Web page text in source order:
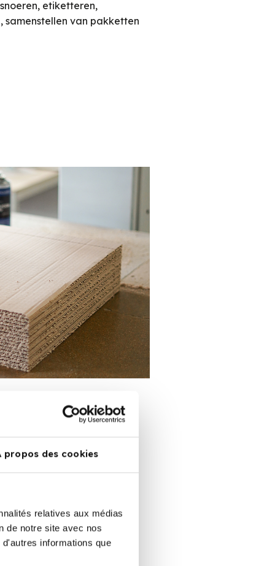
propos des cookies
relatives aux médias
de notre site avec nos
informations que
etiketteren,
van pakketten